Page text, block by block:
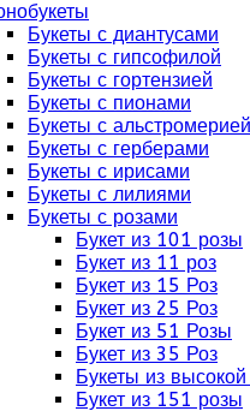
Букеты с диантусами
Букеты с гипсофилой
Букеты с гортензией
Букеты с пионами
Букеты с альстромерией
Букеты с герберами
Букеты с ирисами
Букеты с лилиями
Букеты с розами
Букет из 101 розы
Букет из 11 роз
Букет из 15 Роз
Букет из 25 Роз
Букет из 51 Розы
Букет из 35 Роз
Букеты из
Букет из 151 розы